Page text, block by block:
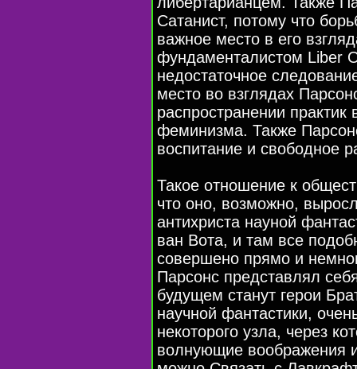
Сатанист, потому что
важное место в его
фундаменталистом Liber
недостаточное
место во взглядах
распространении практик
феминизма. Также
воспитание и свободное
Такое отношение к
что оно, возможно,
антихриста науной
ван Вота, и там все
совершено прямо и
Парсонс представлял
будущем станут герои
научной фантастики,
некоторого узла, через
волнующие воображения